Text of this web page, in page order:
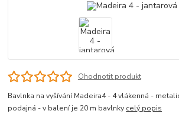
Ohodnotit produkt
Bavlnka na vyšívání Madeira4 - 4 vlákenná -
podajná - v balení je 20 m bavlnky celý popis